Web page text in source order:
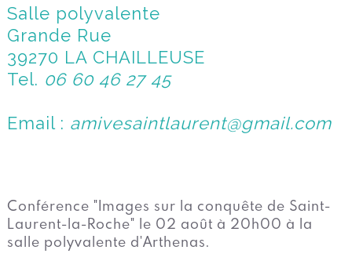
Salle polyvalente
Grande Rue
39270 LA CHAILLEUSE
Tel. 06 60 46 27 45
Email : amivesaintlaurent@gmail.com
Conférence "Images sur la conquête de Saint-
Laurent-la-Roche" le 02 août à 20h00 à la
salle polyvalente d'Arthenas.